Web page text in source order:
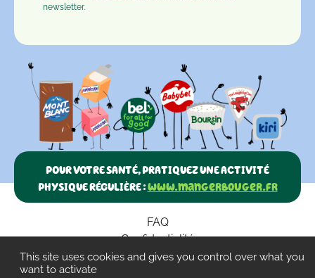
newsletter.
POUR VOTRE SANTÉ, PRATIQUEZ UNE ACTIVITÉ
PHYSIQUE RÉGULIÈRE :www.mangerbouger.fr
FAQ
Confidentialité
Paramètres des cookies
This site uses cookies and gives you control over what you
want to activate